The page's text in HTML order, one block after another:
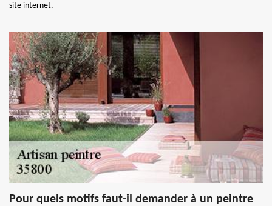
site internet.
Pour quels motifs faut-il demander à un peintre